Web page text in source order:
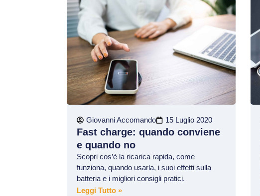
Giovanni Accomando 15 Luglio 2020
Fast charge: quando conviene
e quando no
Scopri cos’è la ricarica rapida, come
funziona, quando usarla, i suoi effetti sulla
batteria e i migliori consigli pratici.
Leggi Tutto »